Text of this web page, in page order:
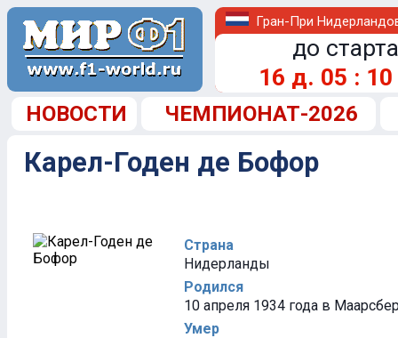
Гран-При
до
16 д. 05 : 10
НОВОСТИ ЧЕМПИОНАТ-2026
Карел-Годен де Бофор
Страна
Нидерланды
Родился
10 апреля 1934 года в
Умер